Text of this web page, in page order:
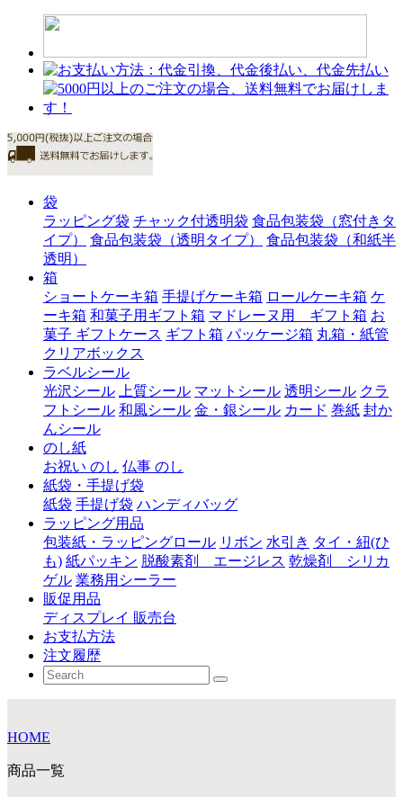
袋
ラッピング袋 チャック付透明袋 食品包装袋（窓付きタ
イプ）
食品包装袋（透明タイプ）
食品包装袋（和紙半
透明）
箱
ショートケーキ箱 手提げケーキ箱 ロールケーキ箱 ケ
ーキ箱 和菓子用ギフト箱 マドレーヌ用 ギフト箱 お
菓子 ギフトケース ギフト箱 パッケージ箱 丸箱・紙管
クリアボックス
ラベルシール
光沢シール
上質シール マットシール 透明シール クラ
フトシール 和風シール 金・銀シール カード 巻紙 封か
んシール
のし紙
お祝い のし 仏事 のし
紙袋・手提げ袋
紙袋 手提げ袋 ハンディバッグ
ラッピング用品
包装紙・ラッピングロール リボン 水引き タイ・紐(ひ
も) 紙パッキン 脱酸素剤 エージレス 乾燥剤 シリカ
ゲル 業務用シーラー
販促用品
ディスプレイ 販売台
お支払方法
注文履歴
HOME
商品一覧